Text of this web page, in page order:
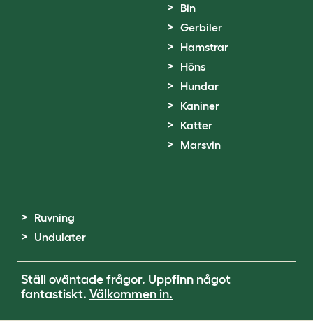
Bin
Gerbiler
Hamstrar
Höns
Hundar
Kaniner
Katter
Marsvin
Ruvning
Undulater
Ställ oväntade frågor. Uppfinn något
fantastiskt. Välkommen in.